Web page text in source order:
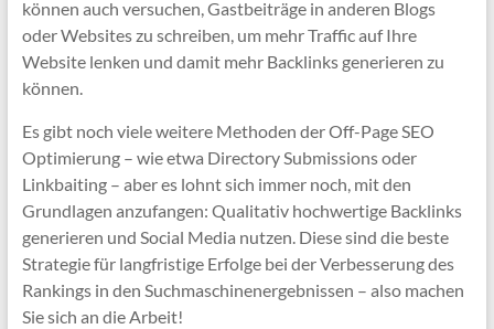
können auch versuchen, Gastbeiträge in anderen Blogs
oder Websites zu schreiben, um mehr Traffic auf Ihre
Website lenken und damit mehr Backlinks generieren zu
können.
Es gibt noch viele weitere Methoden der Off-Page SEO
Optimierung – wie etwa Directory Submissions oder
Linkbaiting – aber es lohnt sich immer noch, mit den
Grundlagen anzufangen: Qualitativ hochwertige Backlinks
generieren und Social Media nutzen. Diese sind die beste
Strategie für langfristige Erfolge bei der Verbesserung des
Rankings in den Suchmaschinenergebnissen – also machen
Sie sich an die Arbeit!